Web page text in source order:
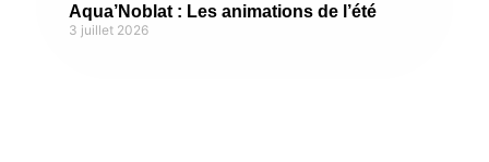
Aqua’Noblat : Les animations de l’été
3 juillet 2026